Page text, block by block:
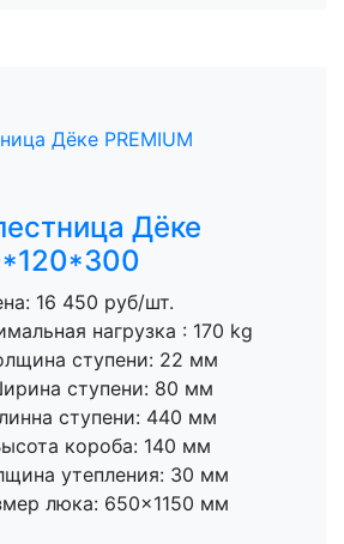
Дёке
16 450 руб/шт.
нагрузка : 170 kg
ступени: 22 мм
ступени: 80 мм
ступени: 440 мм
короба: 140 мм
утепления: 30 мм
люка: 650×1150 мм